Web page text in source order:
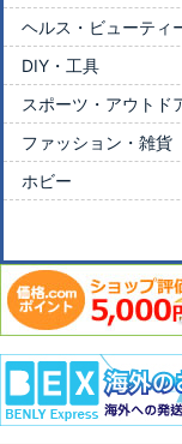
ヘルス・ビューティ
DIY・工具
スポーツ・アウトド
ファッション・雑貨
ホビー